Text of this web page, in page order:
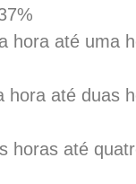
hora até uma
hora até duas
horas até